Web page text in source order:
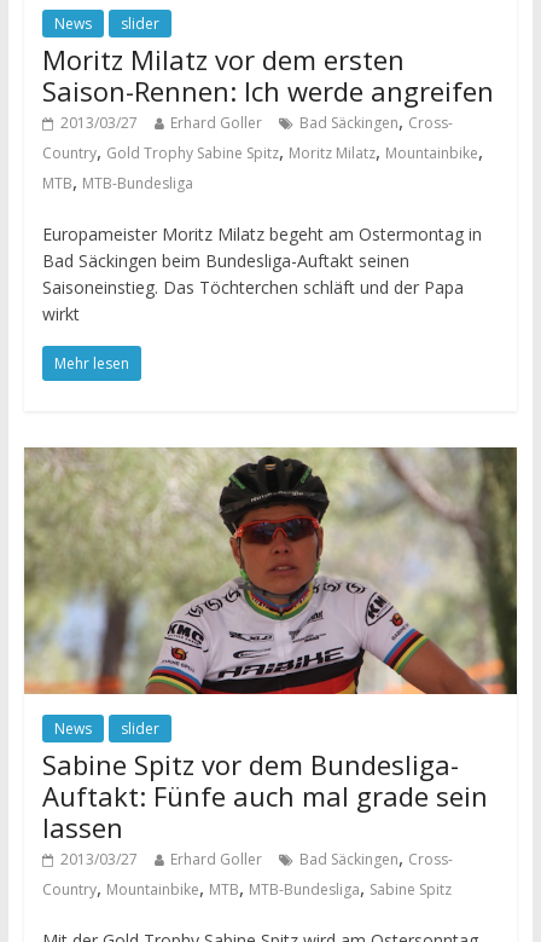
News slider
Moritz Milatz vor dem ersten
Saison-Rennen: Ich werde angreifen
2013/03/27 Erhard Goller Bad Säckingen, Cross-
Country, Gold Trophy Sabine Spitz, Moritz Milatz, Mountainbike,
MTB, MTB-Bundesliga
Europameister Moritz Milatz begeht am Ostermontag in
Bad Säckingen beim Bundesliga-Auftakt seinen
Saisoneinstieg. Das Töchterchen schläft und der Papa
wirkt
Mehr lesen
News slider
Sabine Spitz vor dem Bundesliga-
Auftakt: Fünfe auch mal grade sein
lassen
2013/03/27 Erhard Goller Bad Säckingen, Cross-
Country, Mountainbike, MTB, MTB-Bundesliga, Sabine Spitz